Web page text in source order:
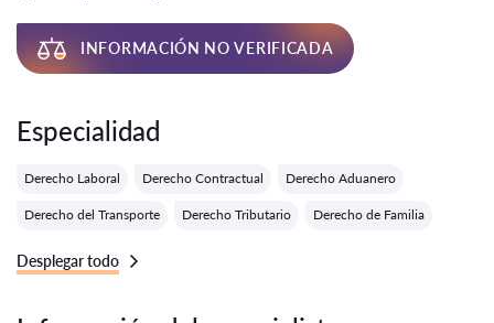
INFORMACIÓN NO VERIFICADA
Especialidad
Derecho Laboral Derecho Contractual Derecho Aduanero
Derecho del Transporte Derecho Tributario Derecho de Familia
Desplegar todo